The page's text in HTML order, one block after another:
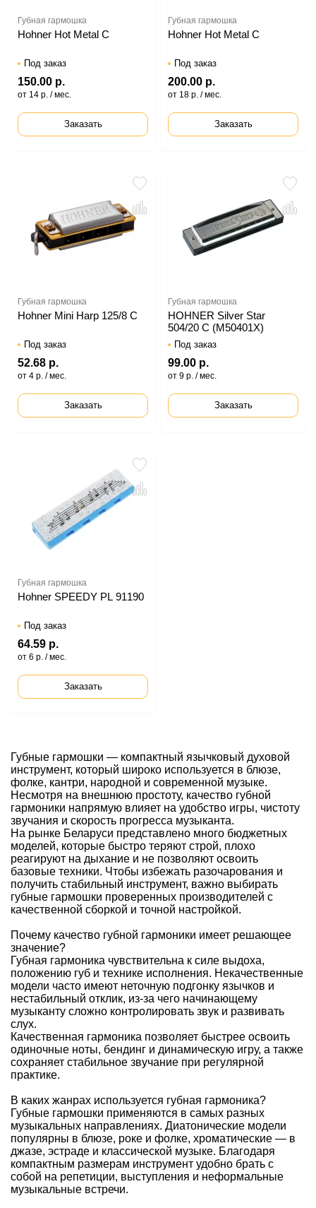
Губная гармошка
Hohner Hot Metal C
Под заказ
150.00 р.
от 14 р. / мес.
Заказать
Губная гармошка
Hohner Hot Metal C
Под заказ
200.00 р.
от 18 р. / мес.
Заказать
Губная гармошка
Hohner Mini Harp 125/8 C
Под заказ
52.68 р.
от 4 р. / мес.
Заказать
Губная гармошка
HOHNER Silver Star
504/20 C (M50401X)
Под заказ
99.00 р.
от 9 р. / мес.
Заказать
Губная гармошка
Hohner SPEEDY PL 91190
Под заказ
64.59 р.
от 6 р. / мес.
Заказать
Губные гармошки — компактный язычковый духовой
инструмент, который широко используется в блюзе,
фолке, кантри, народной и современной музыке.
Несмотря на внешнюю простоту, качество губной
гармоники напрямую влияет на удобство игры, чистоту
звучания и скорость прогресса музыканта.
На рынке Беларуси представлено много бюджетных
моделей, которые быстро теряют строй, плохо
реагируют на дыхание и не позволяют освоить
базовые техники. Чтобы избежать разочарования и
получить стабильный инструмент, важно выбирать
губные гармошки проверенных производителей с
качественной сборкой и точной настройкой.
Почему качество губной гармоники имеет решающее
значение?
Губная гармоника чувствительна к силе выдоха,
положению губ и технике исполнения. Некачественные
модели часто имеют неточную подгонку язычков и
нестабильный отклик, из-за чего начинающему
музыканту сложно контролировать звук и развивать
слух.
Качественная гармоника позволяет быстрее освоить
одиночные ноты, бендинг и динамическую игру, а также
сохраняет стабильное звучание при регулярной
практике.
В каких жанрах используется губная гармоника?
Губные гармошки применяются в самых разных
музыкальных направлениях. Диатонические модели
популярны в блюзе, роке и фолке, хроматические — в
джазе, эстраде и классической музыке. Благодаря
компактным размерам инструмент удобно брать с
собой на репетиции, выступления и неформальные
музыкальные встречи.